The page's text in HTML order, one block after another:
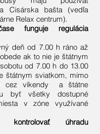
Cisárska bašta (vedľa
Relax centrum).
funguje regulácia
deň od 7.00 h ráno až
ak to nie je štátnym
od 7.00 h do 13.00
štátnym sviatkom, mimo
cez víkendy a štátne
byť všetky dostupné
v zóne využívané
úhradu